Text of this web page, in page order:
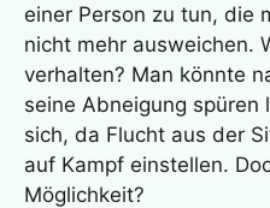
einer Person zu tun, die
nicht mehr ausweichen.
verhalten? Man könnte
seine Abneigung spüren
sich, da Flucht aus der
auf Kampf einstellen.
Möglichkeit?